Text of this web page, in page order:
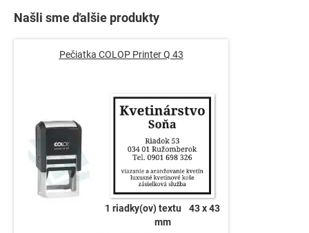
Našli sme ďalšie produkty
Pečiatka COLOP Printer Q 43
1 riadky(ov) textu
43 x 43
mm